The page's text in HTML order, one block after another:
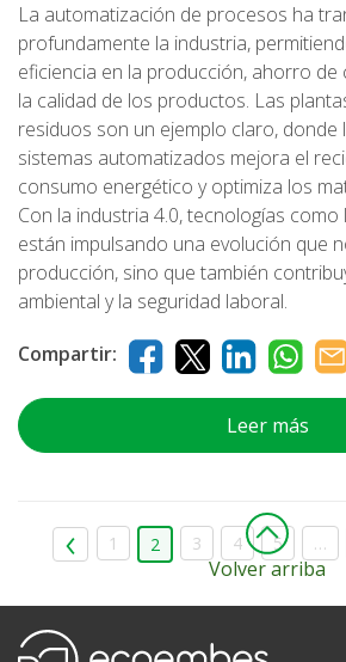
La automatización de procesos ha
profundamente la industria,
eficiencia en la producción, ahorro de
la calidad de los productos. Las
residuos son un ejemplo claro, donde
sistemas automatizados mejora el
consumo energético y optimiza los
Con la industria 4.0, tecnologías
están impulsando una evolución que
producción, sino que también
ambiental y la seguridad laboral.
Compartir:
Leer más
1 2 3 4 5 …
Volver arriba